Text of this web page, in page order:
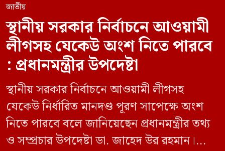
জাতীয়
স্থানীয় সরকার নির্বাচনে আওয়ামী
লীগসহ যেকেউ অংশ নিতে পারবে
: প্রধানমন্ত্রীর উপদেষ্টা
স্থানীয় সরকার নির্বাচনে আওয়ামী লীগসহ
যেকেউ নির্ধারিত মানদণ্ড পূরণ সাপেক্ষে অংশ
নিতে পারবে বলে জানিয়েছেন প্রধানমন্ত্রীর তথ্য
ও সম্প্রচার উপদেষ্টা ডা. জাহেদ উর রহমান।